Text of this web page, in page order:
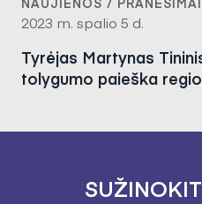
2023 m. spalio 5 d.
Tyrėjas Martynas
tolygumo paieška